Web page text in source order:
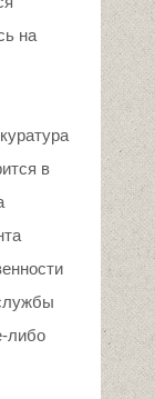
на
в
либо